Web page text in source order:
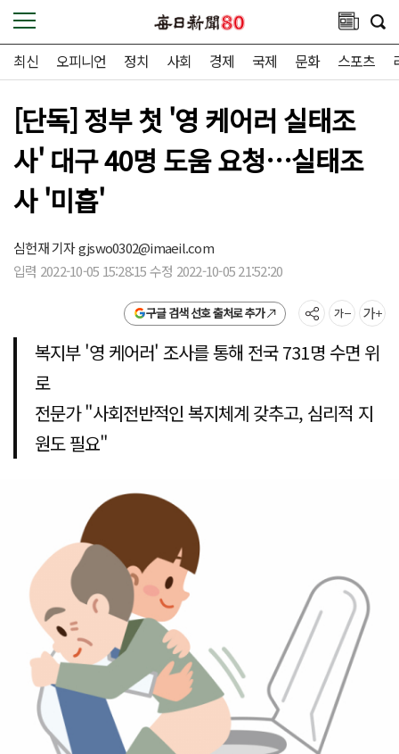
최신 오피니언 정치 사회 경제 국제 문화 스포츠
[단독] 정부 첫 '영 케어러 실태조
사' 대구 40명 도움 요청…실태조
사 '미흡'
심헌재 기자gjswo0302@imaeil.com
입력 2022-10-05 15:28:15 수정 2022-10-05 21:52:20
구글 검색 선호 출처로 추가
복지부 '영 케어러' 조사를 통해 전국 731명 수면 위
로
전문가 "사회전반적인 복지체계 갖추고, 심리적 지
원도 필요"